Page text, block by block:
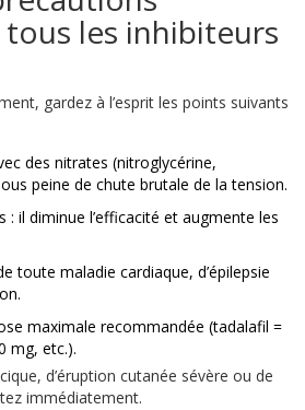
les inhibiteurs
gardez à l’esprit les points suivants
des nitrates (nitroglycérine,
peine de chute brutale de la tension.
: il diminue l’efficacité et augmente les
toute maladie cardiaque, d’épilepsie
maximale recommandée (tadalafil =
mg, etc.).
d’éruption cutanée sévère ou de
immédiatement.